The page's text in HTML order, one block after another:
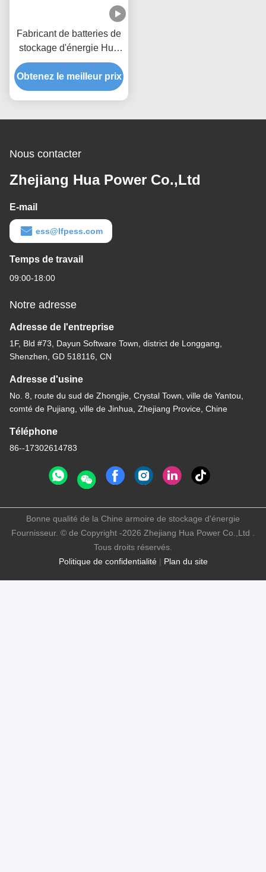
Fabricant de batteries de
stockage d'énergie Hua
Power 1MW 1,72MWh
0,5C Conteneur de
stockage d'énergie
refroidissement liquide
Obtenez le meilleur prix
Nous contacter
Zhejiang Hua Power Co.,Ltd
E-mail
ess@lfpess.com
Temps de travail
09:00-18:00
Notre adresse
Adresse de l'entreprise
1F, Bld #73, Dayun Software Town, district de Longgang,
Shenzhen, GD 518116, CN
Adresse d'usine
No. 8, route du sud de Zhongjie, Crystal Town, ville de Yantou,
comté de Pujiang, ville de Jinhua, Zhejiang Provice, Chine
Téléphone
86--17302614783
Politique de confidentialité| Plan du site
Bonne qualité de la Chine armoire de stockage d'énergie
Fournisseur. © de Copyright -2026 Zhejiang Hua Power Co.,Ltd .
Tous droits réservés.